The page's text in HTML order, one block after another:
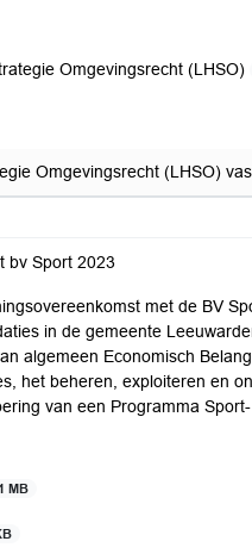
Omgevingsrecht (LHSO)
Omgevingsrecht (LHSO)
bv Sport 2023
met de BV
in de gemeente
algemeen Economisch
het beheren, exploiteren en
van een Programma
MB